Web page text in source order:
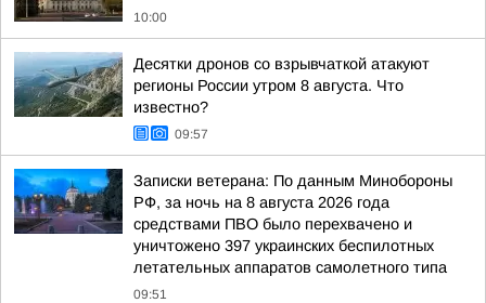
10:00
Десятки дронов со взрывчаткой атакуют
регионы России утром 8 августа. Что
известно?
09:57
Записки ветерана: По данным Минобороны
РФ, за ночь на 8 августа 2026 года
средствами ПВО было перехвачено и
уничтожено 397 украинских беспилотных
летательных аппаратов самолетного типа
09:51